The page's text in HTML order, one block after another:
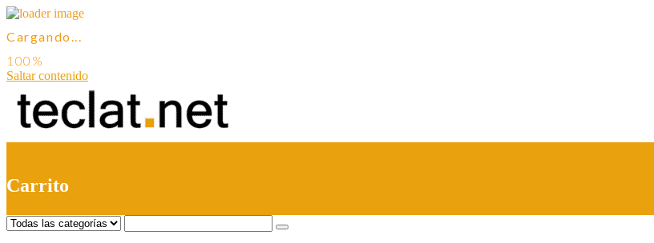
Cargando...
Saltar contenido
Carrito